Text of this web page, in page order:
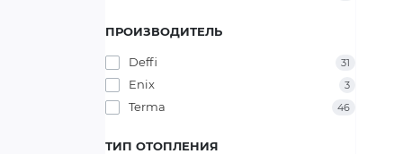
ПРОИЗВОДИТЕЛЬ
Deffi 31
Enix 3
Terma 46
ТИП ОТОПЛЕНИЯ